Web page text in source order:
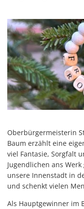
Oberbürgermeisterin
Baum erzählt eine
viel Fantasie, Sorgfalt
Jugendlichen ans
unsere Innenstadt in
und schenkt vielen
Als Hauptgewinner im